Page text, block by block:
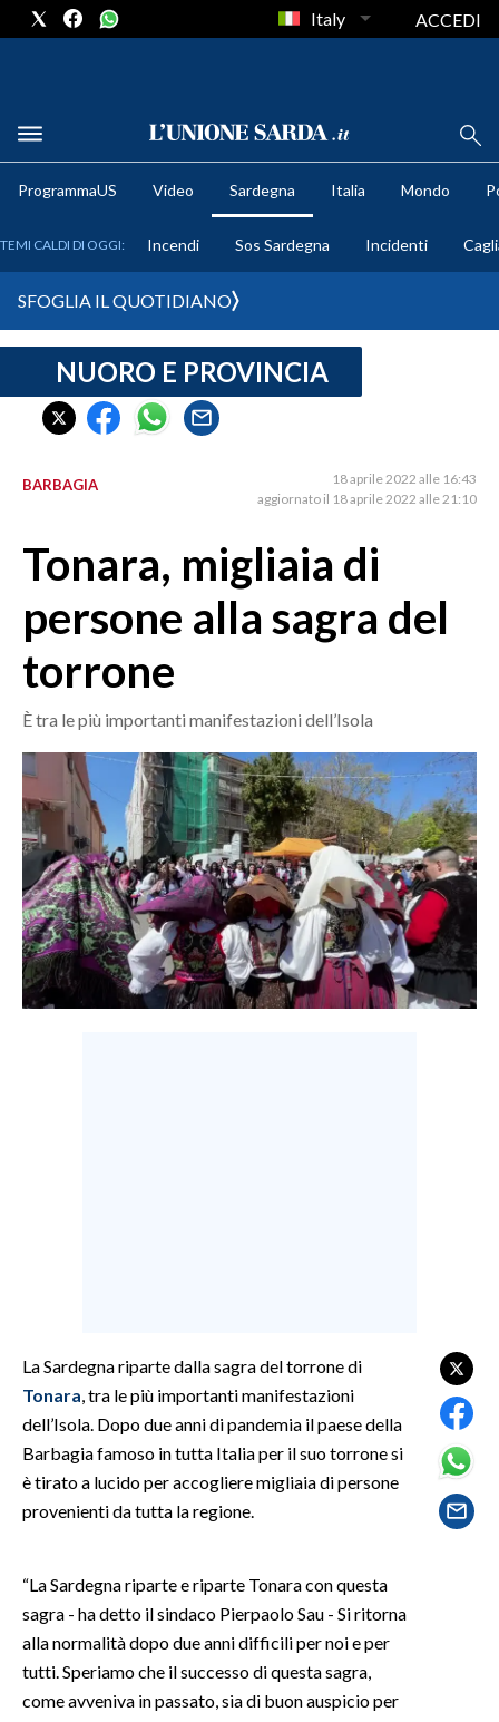
METEO
CRONACA SARDEGNA
CAGLIARI
SULCIS IGLESIENTE
SASSARI E PROVINCIA
GALLURA
NUORO E PROVINCIA
OGLIASTRA
AGENDA
CRONACA
ITALIA
MONDO
POLITICA
ECONOMIA
SERVIZI ALLE IMPRESE
MOTORI
TENNIS
CULTURA
SALUTE
SARDEGNA TURISMO
Italy ACCEDI
ProgrammaUS Video Sardegna Italia Mondo
TEMI CALDI DI OGGI: Incendi Sos Sardegna Incidenti
SFOGLIA IL QUOTIDIANO
NUORO E PROVINCIA
BARBAGIA
18 aprile 2022 alle 16:43
aggiornato il 18 aprile 2022 alle 21:10
Tonara, migliaia di
persone alla sagra del
torrone
È tra le più importanti manifestazioni dell’Isola
La Sardegna riparte dalla sagra del torrone di
Tonara , tra le più importanti manifestazioni
dell’Isola. Dopo due anni di pandemia il paese della
Barbagia famoso in tutta Italia per il suo torrone si
è tirato a lucido per accogliere migliaia di persone
provenienti da tutta la regione.
“La Sardegna riparte e riparte Tonara con questa
sagra - ha detto il sindaco Pierpaolo Sau - Si ritorna
alla normalità dopo due anni difficili per noi e per
tutti. Speriamo che il successo di questa sagra,
come avveniva in passato, sia di buon auspicio per